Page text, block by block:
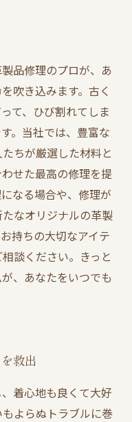
品修理のプロが、あ
吹き込みます。古く
て、ひび割れてしま
。当社では、豊富な
ちが厳選した材料と
せた最高の修理を提
なる場合や、修理が
なオリジナルの革製
持ちの大切なアイテ
談ください。きっと
、あなたをいつでも
救出
着心地も良くて大好
よらぬトラブルに巻